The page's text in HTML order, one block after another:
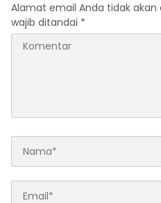
Alamat email Anda tidak akan
wajib ditandai *